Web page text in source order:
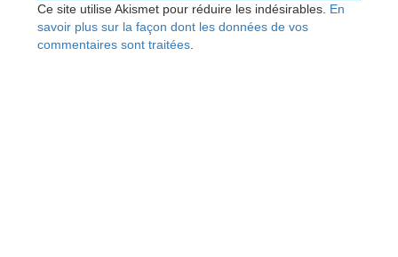
Ce site utilise Akismet pour réduire les indésirables. En
savoir plus sur la façon dont les données de vos
commentaires sont traitées